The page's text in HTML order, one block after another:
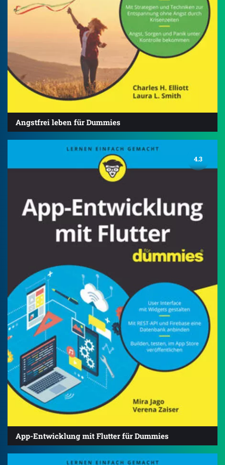
Angstfrei leben für Dummies
4.3
App-Entwicklung mit Flutter für Dummies